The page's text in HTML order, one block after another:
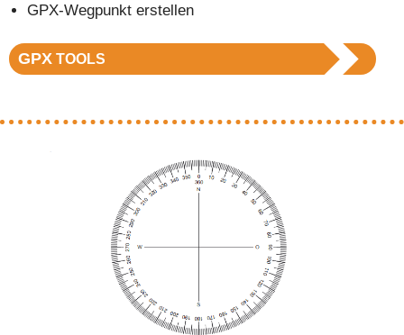
GPX-Wegpunkt erstellen
GPX TOOLS